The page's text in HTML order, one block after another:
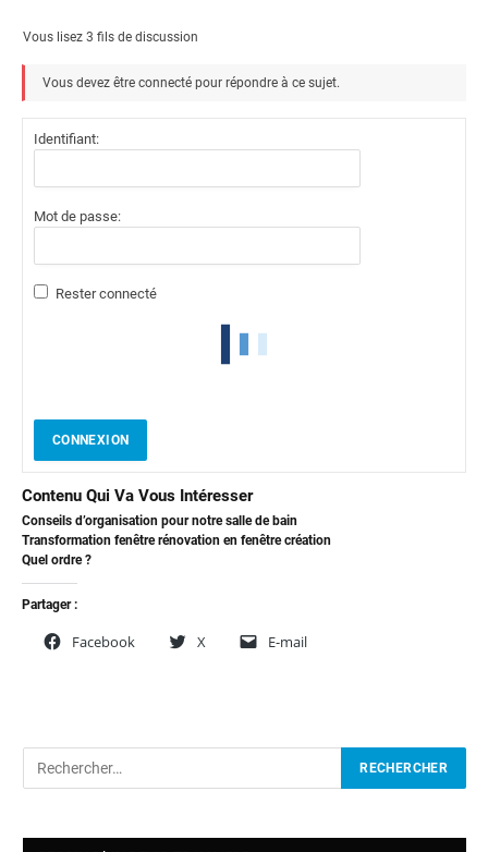
Vous lisez 3 fils de discussion
Vous devez être connecté pour répondre à ce sujet.
Identifiant:
Mot de passe:
Rester connecté
CONNEXION
Contenu Qui Va Vous Intéresser
Conseils d’organisation pour notre salle de bain
Transformation fenêtre rénovation en fenêtre création
Quel ordre ?
Partager :
Facebook X E-mail